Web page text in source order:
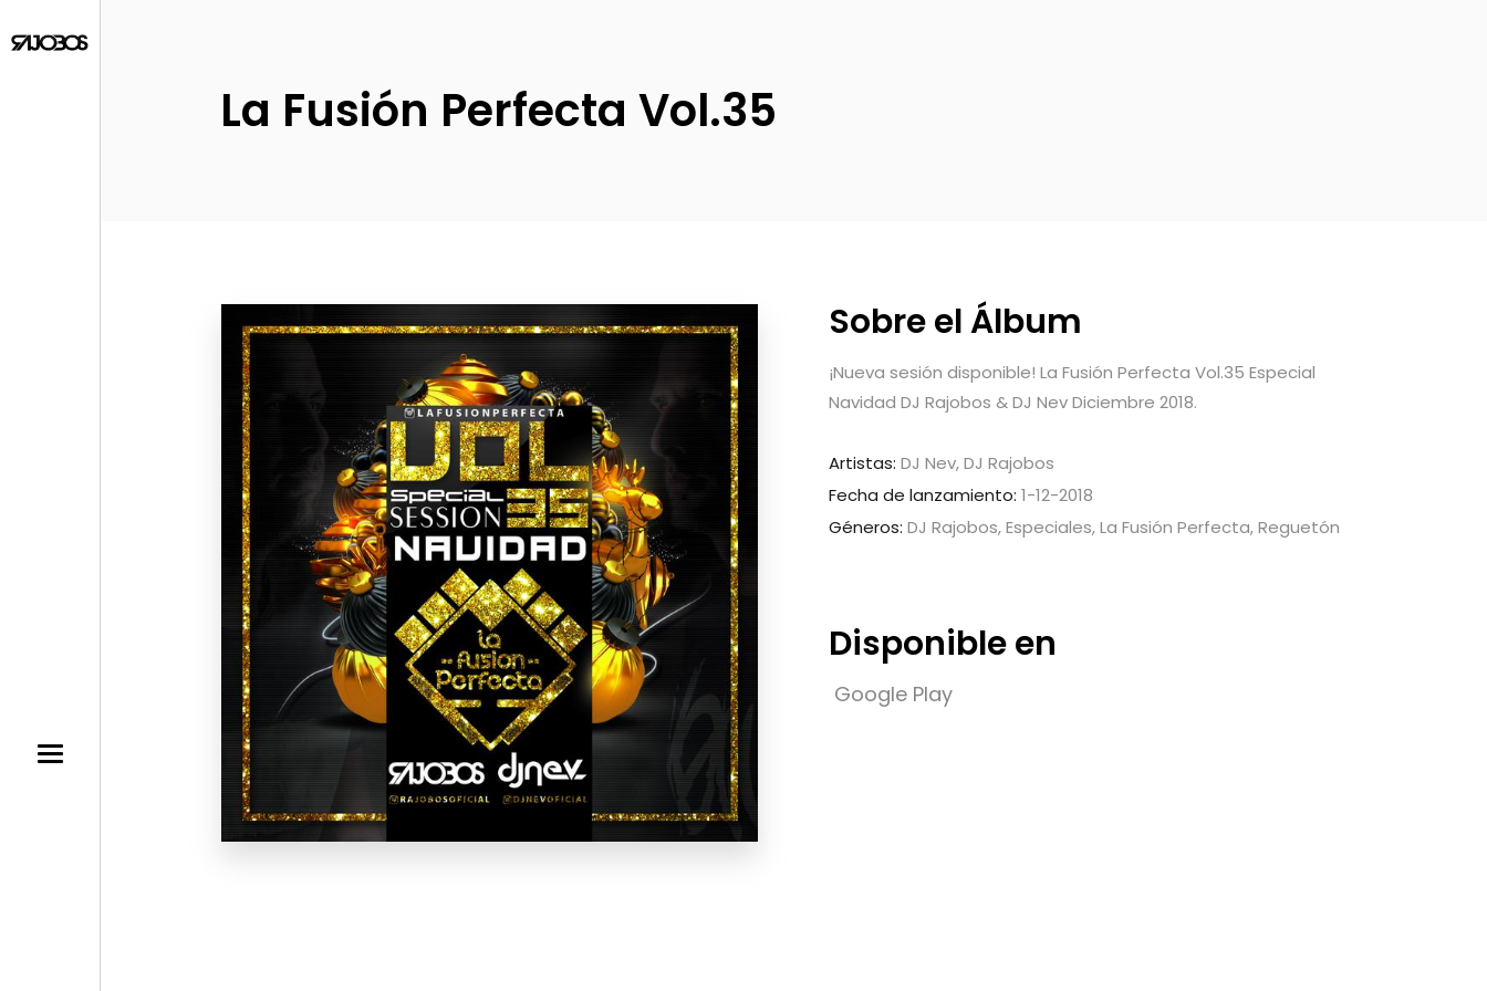
La Fusión Perfecta Vol.35
Sobre el Álbum
¡Nueva sesión disponible! La Fusión Perfecta Vol.35 Especial
Navidad DJ Rajobos & DJ Nev Diciembre 2018.
Artistas: DJ Nev, DJ Rajobos
Fecha de lanzamiento: 1-12-2018
Géneros: DJ Rajobos, Especiales, La Fusión Perfecta, Reguetón
Disponible en
Google Play